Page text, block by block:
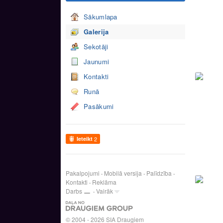
Sākumlapa
Galerija
Sekotāji
Jaunumi
Kontakti
Runā
Pasākumi
Ieteikt 2
Pakalpojumi Mobilā versija
Palīdzība
Kontakti
Reklāma
Darbs
Vairāk
© 2004 - 2026 SIA Draugiem